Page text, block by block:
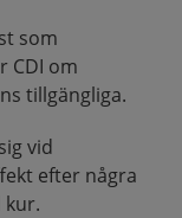
som
CDI om
tillgängliga.
vid
efter några
kur.